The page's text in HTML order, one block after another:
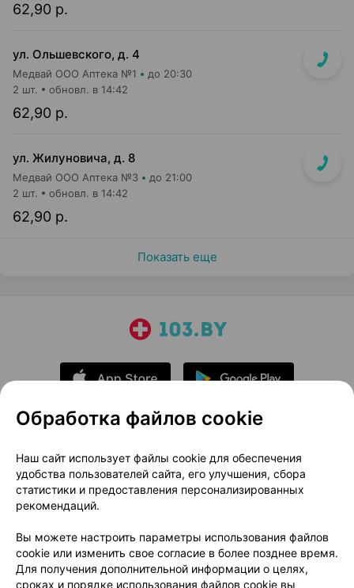
62,90 р.
ул. Ольшевского, д. 4
Медвай ООО Аптека №1 до 20:30
62,90 р.
2 шт. обновл. в 14:42
ул. Жилуновича, д. 8
Медвай ООО Аптека №3 до 21:00
62,90 р.
2 шт. обновл. в 14:42
Показать еще
О проекте
Новости проекта
Размещение рекламы
Медицинский маркетинг
Публичный договор
Доставка
Способы оплаты
Вакансии
Партнеры
Написать руководителю 103.by
Обработка файлов cookie
Наш сайт использует файлы cookie для обеспечения
удобства пользователей сайта, его улучшения, сбора
статистики и предоставления персонализированных
рекомендаций.
Вы можете настроить параметры использования файлов
cookie или изменить свое согласие в более позднее время.
Для получения дополнительной информации о целях,
сроках и порядке использования файлов cookie вы